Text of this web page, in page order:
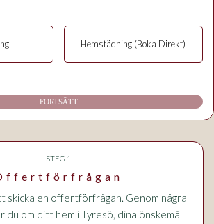
Hemstädning (Boka Direkt)
FORTSÄTT
STEG 1
skicka en offertförfrågan. Genom några
du om ditt hem i Tyresö, dina önskemål